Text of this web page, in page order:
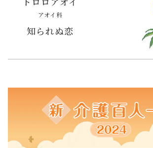
アオイ科
知られぬ恋